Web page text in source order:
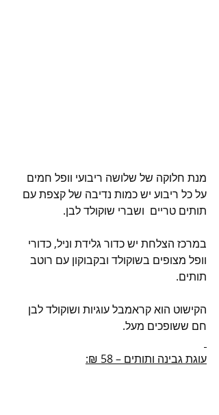
מנת חלוקה של שלושה ריבועי וופל חמים
על כל ריבוע יש כמות נדיבה של קצפת עם
תותים טריים  ושברי שוקולד לבן.
במרכז הצלחת יש כדור גלידת וניל, כדורי
וופל מצופים בשוקולד ובקבוקון עם רוטב
תותים.
הקישוט הוא קראמבל עוגיות ושוקולד לבן
חם ששופכים מעל.
עוגת גבינה ותותים – 58 ₪: